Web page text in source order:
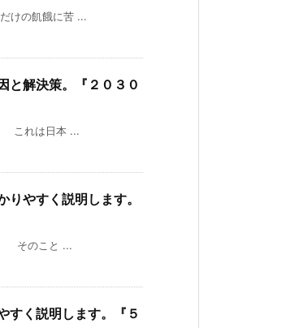
けの飢餓に苦 ...
と解決策。『２０３０
これは日本 ...
やすく説明します。
そのこと ...
すく説明します。『５